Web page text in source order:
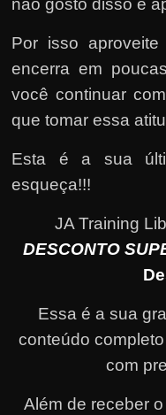
não gosto disso e
Por isso
encerra em
você continuar
que tomar essa
Esta é a sua
esqueça!!!
JA Training
DESCONTO
Essa é a sua
conteúdo
com
Além de receber